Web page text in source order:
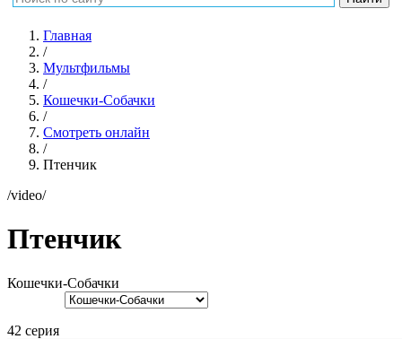
Главная
/
Мультфильмы
/
Кошечки-Собачки
/
Смотреть онлайн
/
Птенчик
/video/
Птенчик
Кошечки-Собачки
42 серия